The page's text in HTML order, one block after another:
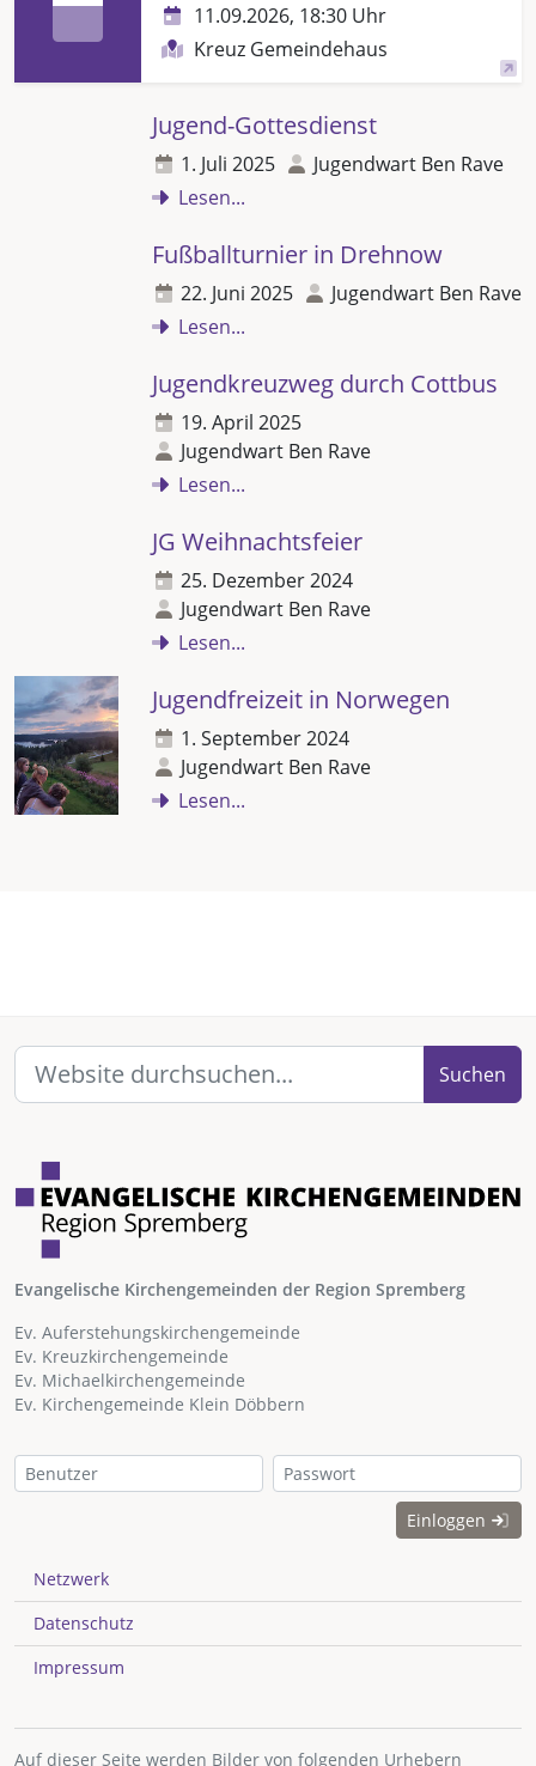
11.09.2026, 18:30 Uhr
Kreuz Gemeindehaus
Jugend-Gottesdienst
1. Juli 2025
Jugendwart Ben Rave
Lesen...
Fußballturnier in Drehnow
22. Juni 2025
Jugendwart Ben Rave
Lesen...
Jugendkreuzweg durch Cottbus
19. April 2025
Jugendwart Ben Rave
Lesen...
JG Weihnachtsfeier
25. Dezember 2024
Jugendwart Ben Rave
Lesen...
Jugendfreizeit in Norwegen
1. September 2024
Jugendwart Ben Rave
Lesen...
Suchen
Evangelische Kirchengemeinden der Region Spremberg
Ev. Auferstehungskirchengemeinde
Ev. Kreuzkirchengemeinde
Ev. Michaelkirchengemeinde
Ev. Kirchengemeinde Klein Döbbern
Einloggen
Netzwerk
Datenschutz
Impressum
Auf dieser Seite werden Bilder von folgenden Urhebern